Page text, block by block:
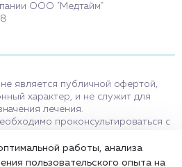
ООО "Медтайм"
является публичной офертой,
характер, и не служит для
лечения.
проконсультироваться с
носят исключительно
и не являются медицинскими
работы, анализа
пользовательского опыта на